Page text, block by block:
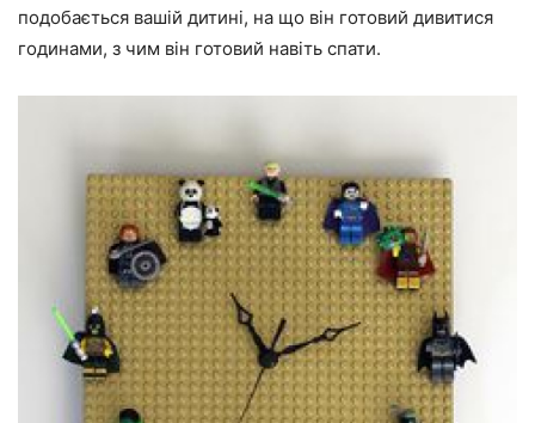
подобається вашій дитині, на що він готовий дивитися
годинами, з чим він готовий навіть спати.